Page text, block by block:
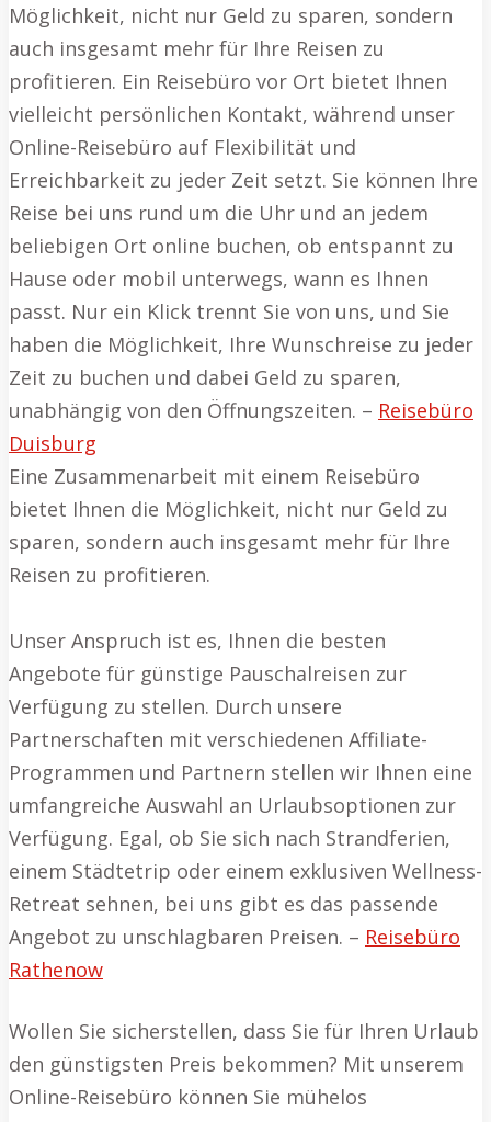
Möglichkeit, nicht nur Geld zu sparen, sondern
auch insgesamt mehr für Ihre Reisen zu
profitieren. Ein Reisebüro vor Ort bietet Ihnen
vielleicht persönlichen Kontakt, während unser
Online-Reisebüro auf Flexibilität und
Erreichbarkeit zu jeder Zeit setzt. Sie können Ihre
Reise bei uns rund um die Uhr und an jedem
beliebigen Ort online buchen, ob entspannt zu
Hause oder mobil unterwegs, wann es Ihnen
passt. Nur ein Klick trennt Sie von uns, und Sie
haben die Möglichkeit, Ihre Wunschreise zu jeder
Zeit zu buchen und dabei Geld zu sparen,
unabhängig von den Öffnungszeiten. – Reisebüro
Duisburg
Eine Zusammenarbeit mit einem Reisebüro
bietet Ihnen die Möglichkeit, nicht nur Geld zu
sparen, sondern auch insgesamt mehr für Ihre
Reisen zu profitieren.
Unser Anspruch ist es, Ihnen die besten
Angebote für günstige Pauschalreisen zur
Verfügung zu stellen. Durch unsere
Partnerschaften mit verschiedenen Affiliate-
Programmen und Partnern stellen wir Ihnen eine
umfangreiche Auswahl an Urlaubsoptionen zur
Verfügung. Egal, ob Sie sich nach Strandferien,
einem Städtetrip oder einem exklusiven Wellness-
Retreat sehnen, bei uns gibt es das passende
Angebot zu unschlagbaren Preisen. – Reisebüro
Rathenow
Wollen Sie sicherstellen, dass Sie für Ihren Urlaub
den günstigsten Preis bekommen? Mit unserem
Online-Reisebüro können Sie mühelos